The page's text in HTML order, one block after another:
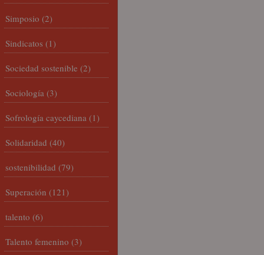
Simposio (2)
Sindicatos (1)
Sociedad sostenible (2)
Sociología (3)
Sofrología caycediana (1)
Solidaridad (40)
sostenibilidad (79)
Superación (121)
talento (6)
Talento femenino (3)